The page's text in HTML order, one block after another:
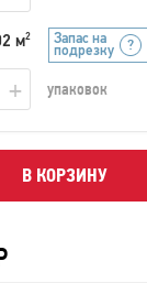
м2
упаковок
Запас на
подрезку
В КОРЗИНУ